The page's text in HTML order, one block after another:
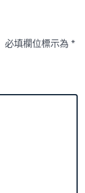
必填欄位標示為*